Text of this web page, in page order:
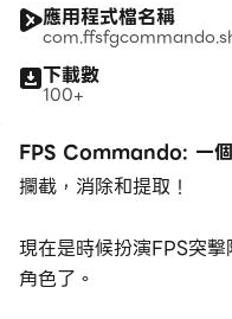
應用程式檔名稱
下載數
100+
FPS Commando: 一
攔截，消除和提取！
現在是時候扮演FPS突
角色了。